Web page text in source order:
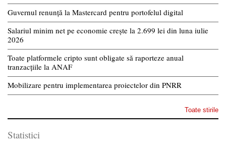
Guvernul renunță la Mastercard pentru portofelul digital
Salariul minim net pe economie crește la 2.699 lei din luna iulie
2026
Toate platformele cripto sunt obligate să raporteze anual
tranzacțiile la ANAF
Mobilizare pentru implementarea proiectelor din PNRR
Toate stirile
Statistici